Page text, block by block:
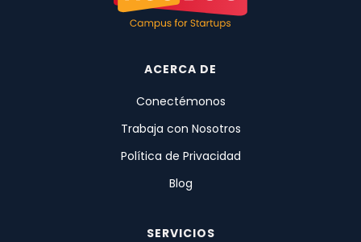
ACERCA DE
Conectémonos
Trabaja con Nosotros
Política de Privacidad
Blog
SERVICIOS